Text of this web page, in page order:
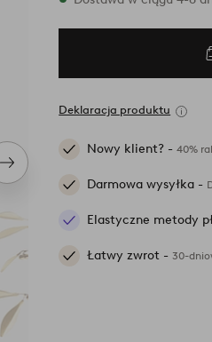
Następny
produkt
Deklaracja produktu
Nowy klient? -40%
Darmowa wysyłka -
Elastyczne metody
Łatwy zwrot -30-